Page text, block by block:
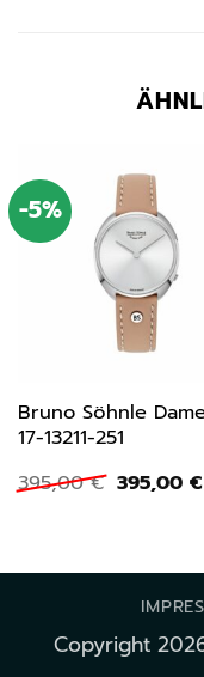
-5%
Bruno Söhnle
17-13211-251
395,00€
Preis
395,00 €
Copyright